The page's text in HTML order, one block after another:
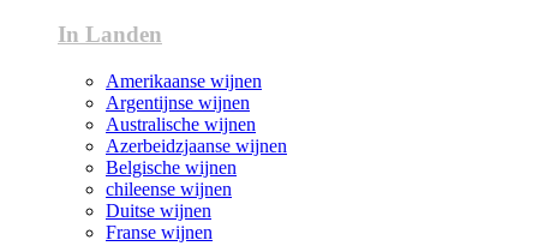
In Landen
Amerikaanse wijnen
Argentijnse wijnen
Australische wijnen
Azerbeidzjaanse wijnen
Belgische wijnen
chileense wijnen
Duitse wijnen
Franse wijnen